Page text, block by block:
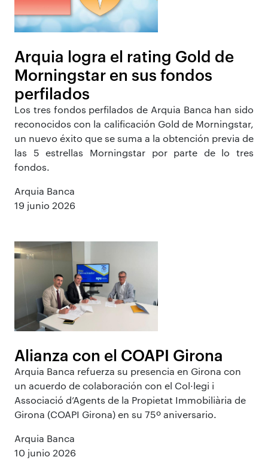
Arquia logra el rating Gold de
Morningstar en sus fondos
perfilados
Los tres fondos perfilados de Arquia Banca han sido
reconocidos con la calificación Gold de Morningstar,
un nuevo éxito que se suma a la obtención previa de
las 5 estrellas Morningstar por parte de lo tres
fondos.
Arquia Banca
19 junio 2026
Alianza con el COAPI Girona
Arquia Banca refuerza su presencia en Girona con
un acuerdo de colaboración con el Col·legi i
Associació d’Agents de la Propietat Immobiliària de
Girona (COAPI Girona) en su 75º aniversario.
Arquia Banca
10 junio 2026